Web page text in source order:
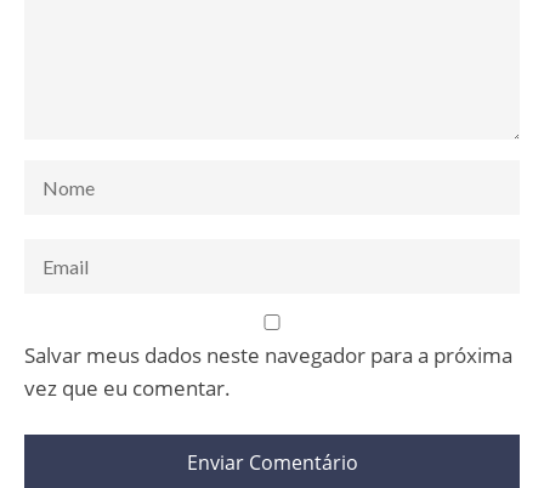
Salvar meus dados neste navegador para a próxima
vez que eu comentar.